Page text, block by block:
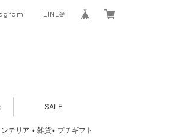
LINE＠
SALE
ンテリア • 雑貨• プチギフト